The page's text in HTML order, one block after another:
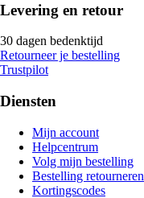
Levering en retour
30 dagen bedenktijd
Retourneer je bestelling
Trustpilot
Diensten
Mijn account
Helpcentrum
Volg mijn bestelling
Bestelling retourneren
Kortingscodes